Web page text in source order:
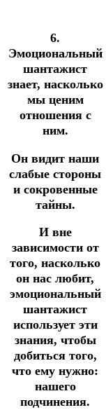
6.
Эмоциональный
шантажист
знает, насколько
мы ценим
отношения с
ним.
Он видит наши
слабые стороны
и сокровенные
тайны.
И вне
зависимости от
того, насколько
он нас любит,
эмоциональный
шантажист
использует эти
знания, чтобы
добиться того,
что ему нужно:
нашего
подчинения.